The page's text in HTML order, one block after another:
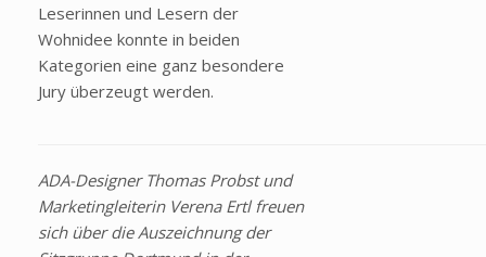
Leserinnen und Lesern der
Wohnidee konnte in beiden
Kategorien eine ganz besondere
Jury überzeugt werden.
ADA-Designer Thomas Probst und
Marketingleiterin Verena Ertl freuen
sich über die Auszeichnung der